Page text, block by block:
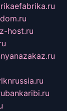
z-host.ru
bankaribi.ru